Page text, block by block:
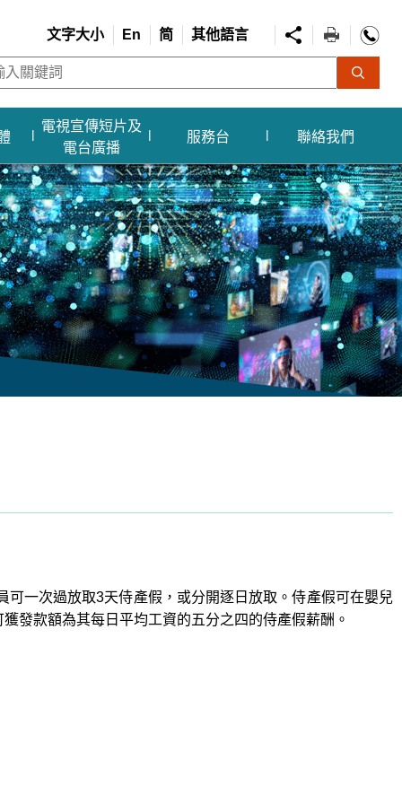
文字大小 En 简 其他語言
電視宣傳短片及
電台廣播
服務台 聯絡我們
一次過放取3天侍產假，或分開逐日放取。侍產假可在嬰兒
發款額為其每日平均工資的五分之四的侍產假薪酬。